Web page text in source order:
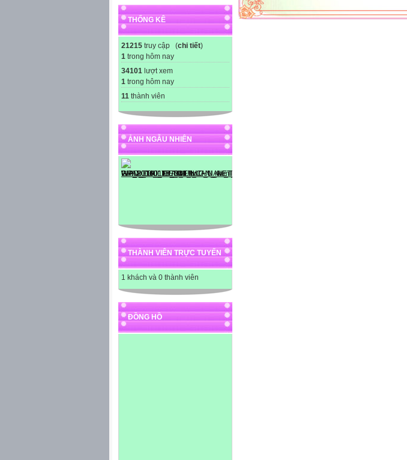
THỐNG KÊ
21215 truy cập (chi tiết)
1 trong hôm nay
34101 lượt xem
1 trong hôm nay
11 thành viên
ẢNH NGẪU NHIÊN
THÀNH VIÊN TRỰC TUYẾN
1 khách và 0 thành viên
ĐỒNG HỒ